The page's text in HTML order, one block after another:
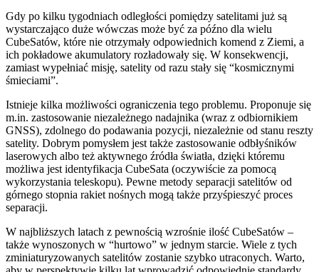
Gdy po kilku tygodniach odległości pomiędzy satelitami już są
wystarczająco duże wówczas może być za późno dla wielu
CubeSatów, które nie otrzymały odpowiednich komend z Ziemi, a
ich pokładowe akumulatory rozładowały się. W konsekwencji,
zamiast wypełniać misję, satelity od razu stały się “kosmicznymi
śmieciami”.
Istnieje kilka możliwości ograniczenia tego problemu. Proponuje się
m.in. zastosowanie niezależnego nadajnika (wraz z odbiornikiem
GNSS), zdolnego do podawania pozycji, niezależnie od stanu reszty
satelity. Dobrym pomysłem jest także zastosowanie odbłyśników
laserowych albo też aktywnego źródła światła, dzięki któremu
możliwa jest identyfikacja CubeSata (oczywiście za pomocą
wykorzystania teleskopu). Pewne metody separacji satelitów od
górnego stopnia rakiet nośnych mogą także przyśpieszyć proces
separacji.
W najbliższych latach z pewnością wzrośnie ilość CubeSatów –
także wynoszonych w “hurtowo” w jednym starcie. Wiele z tych
zminiaturyzowanych satelitów zostanie szybko utraconych. Warto,